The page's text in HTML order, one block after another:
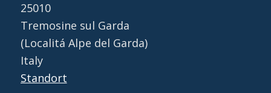
25010
Tremosine sul Garda
(Localitá Alpe del Garda)
Italy
Standort